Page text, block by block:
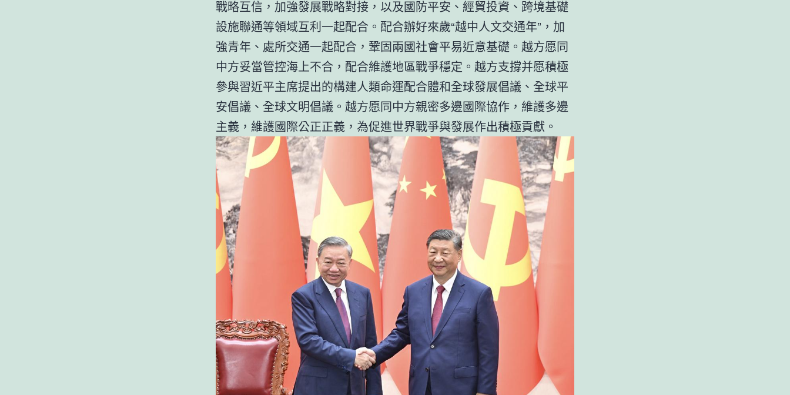
戰略互信，加強發展戰略對接，以及國防平安、經貿投資、跨境基礎
設施聯通等領域互利一起配合。配合辦好來歲“越中人文交通年”，加
強青年、處所交通一起配合，鞏固兩國社會平易近意基礎。越方愿同
中方妥當管控海上不合，配合維護地區戰爭穩定。越方支撐并愿積極
參與習近平主席提出的構建人類命運配合體和全球發展倡議、全球平
安倡議、全球文明倡議。越方愿同中方親密多邊國際協作，維護多邊
主義，維護國際公正正義，為促進世界戰爭與發展作出積極貢獻。